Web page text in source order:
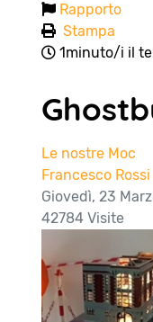
Rapporto
Stampa
1minuto/i il
Le nostre Moc
Francesco Rossi
Giovedì, 23
42784 Visite